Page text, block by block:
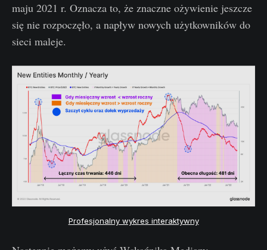
maju 2021 r. Oznacza to, że znaczne ożywienie jeszcze
się nie rozpoczęło, a napływ nowych użytkowników do
sieci maleje.
Profesjonalny wykres interaktywny